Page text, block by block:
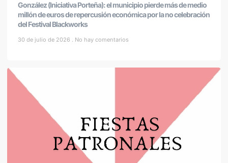
González (Iniciativa Porteña): el municipio pierde más de medio
millón de euros de repercusión económica por la no celebración
del Festival Blackworks
30 de julio de 2026 No hay comentarios